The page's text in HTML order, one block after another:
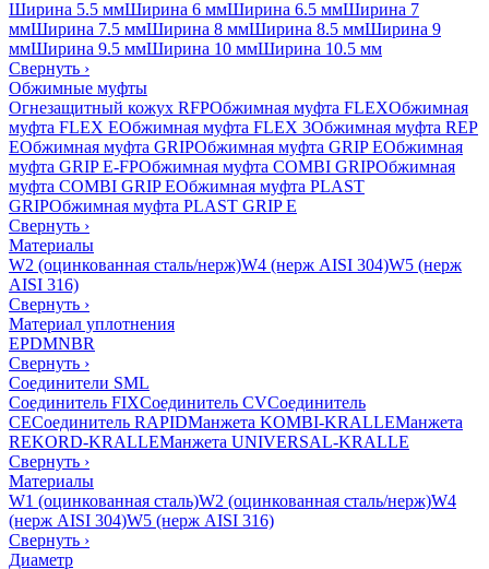
Ширина 5.5 ммШирина 6 ммШирина 6.5 ммШирина 7
ммШирина 7.5 ммШирина 8 ммШирина 8.5 ммШирина 9
ммШирина 9.5 ммШирина 10 ммШирина 10.5 мм
Свернуть ›
Обжимные муфты
Огнезащитный кожух RFPОбжимная муфта FLEXОбжимная
муфта FLEX EОбжимная муфта FLEX 3Обжимная муфта REP
EОбжимная муфта GRIPОбжимная муфта GRIP EОбжимная
муфта GRIP E-FPОбжимная муфта COMBI GRIPОбжимная
муфта COMBI GRIP EОбжимная муфта PLAST
GRIPОбжимная муфта PLAST GRIP E
Свернуть ›
Материалы
W2 (оцинкованная сталь/нерж)W4 (нерж AISI 304)W5 (нерж
AISI 316)
Свернуть ›
Материал уплотнения
EPDMNBR
Свернуть ›
Соединители SML
Соединитель FIXСоединитель CVСоединитель
CEСоединитель RAPIDМанжета KOMBI-KRALLEМанжета
REKORD-KRALLEМанжета UNIVERSAL-KRALLE
Свернуть ›
Материалы
W1 (оцинкованная сталь)W2 (оцинкованная сталь/нерж)W4
(нерж AISI 304)W5 (нерж AISI 316)
Свернуть ›
Диаметр